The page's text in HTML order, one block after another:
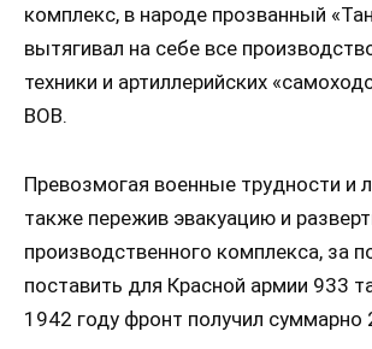
комплекс, в народе прозванный
вытягивал на себе все
техники и артиллерийских
ВОВ.
Превозмогая военные трудности и
также пережив эвакуацию и
производственного комплекса, за
поставить для Красной армии 933
1942 году фронт получил суммарно